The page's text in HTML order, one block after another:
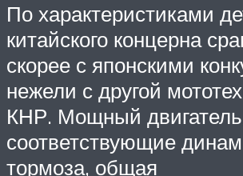
По характеристиками
китайского концерна
скорее с японскими
нежели с другой
КНР. Мощный
соответствующие
тормоза, общая